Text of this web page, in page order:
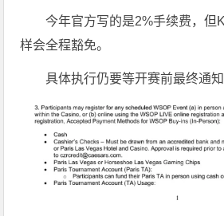
今年官方写的是2%手续费，但
样会全程豁免。
具体执行仍要等开赛前最终通知